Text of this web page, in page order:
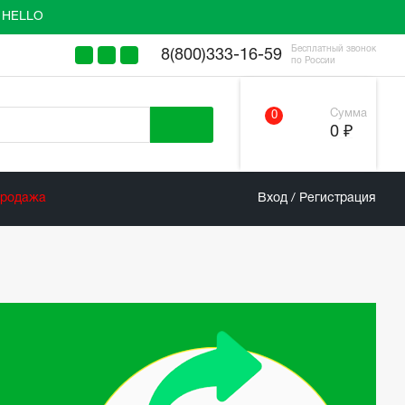
8(800)333-16-59
Бесплатный звонок
по России
0 Сумма
0 ₽
Вход / Регистрация